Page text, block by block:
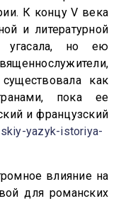
К концу V века
и литературной
угасала, но ею
как
пока ее
и французский
yazyk-istoriya-
влияние на
для романских